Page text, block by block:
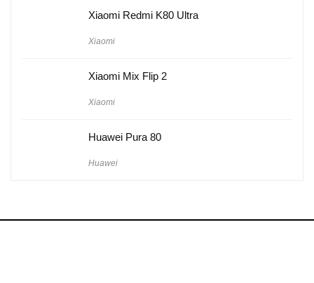
Xiaomi Redmi K80 Ultra
Xiaomi
Xiaomi Mix Flip 2
Xiaomi
Huawei Pura 80
Huawei